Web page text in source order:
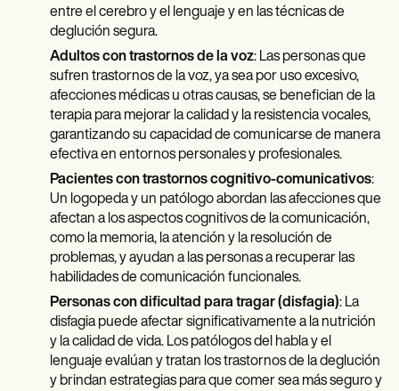
entre el cerebro y el lenguaje y en las técnicas de
deglución segura.
Adultos con trastornos de la voz: Las personas que
sufren trastornos de la voz, ya sea por uso excesivo,
afecciones médicas u otras causas, se benefician de la
terapia para mejorar la calidad y la resistencia vocales,
garantizando su capacidad de comunicarse de manera
efectiva en entornos personales y profesionales.
Pacientes con trastornos cognitivo-comunicativos:
Un logopeda y un patólogo abordan las afecciones que
afectan a los aspectos cognitivos de la comunicación,
como la memoria, la atención y la resolución de
problemas, y ayudan a las personas a recuperar las
habilidades de comunicación funcionales.
Personas con dificultad para tragar (disfagia): La
disfagia puede afectar significativamente a la nutrición
y la calidad de vida. Los patólogos del habla y el
lenguaje evalúan y tratan los trastornos de la deglución
y brindan estrategias para que comer sea más seguro y